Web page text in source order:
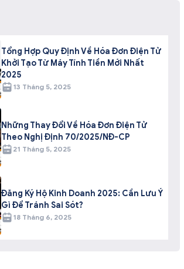
Tổng Hợp Quy Định Về Hóa Đơn Điện Tử
Khởi Tạo Từ Máy Tính Tiền Mới Nhất
2025
13 Tháng 5, 2025
Những Thay Đổi Về Hóa Đơn Điện Tử
Theo Nghị Định 70/2025/NĐ-CP
21 Tháng 5, 2025
Đăng Ký Hộ Kinh Doanh 2025: Cần Lưu Ý
Gì Để Tránh Sai Sót?
18 Tháng 6, 2025